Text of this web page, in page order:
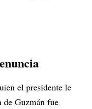
el presidente le
Guzmán fue